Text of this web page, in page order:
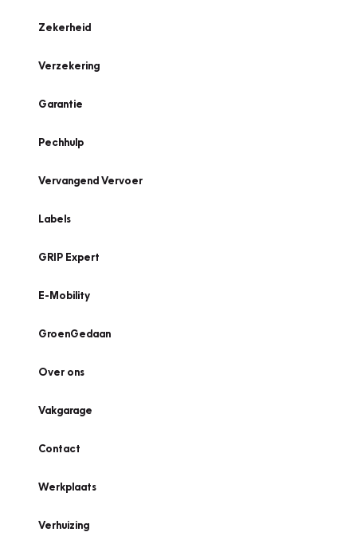
Zekerheid
Verzekering
Garantie
Pechhulp
Vervangend Vervoer
Labels
GRIP Expert
E-Mobility
GroenGedaan
Over ons
Vakgarage
Contact
Werkplaats
Verhuizing